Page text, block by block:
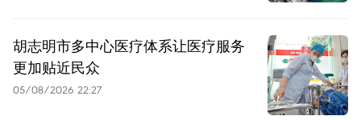
胡志明市多中心医疗体系让医疗服务
更加贴近民众
05/08/2026 22:27